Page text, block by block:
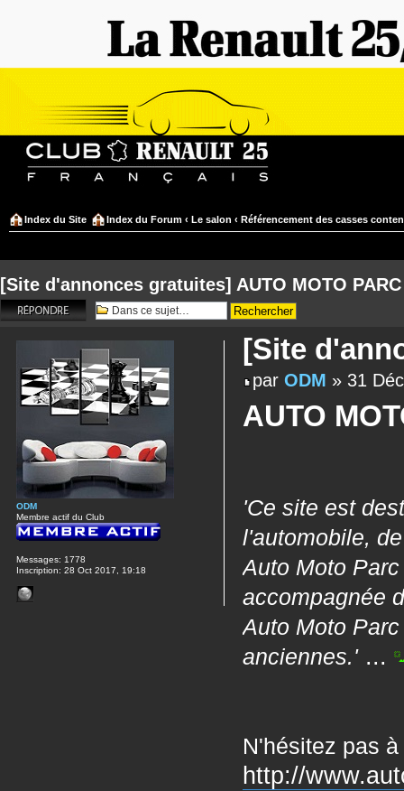
Index du Site Index du Forum ‹ Le salon ‹ Référencement des casses
[Site d'annonces gratuites] AUTO MOTO PARC
Répondre
[Site
parODM » 31
AUTO
'Ce site est
l'automobile,
Auto Moto
accompagnée
Auto Moto
anciennes.'...
N'hésitez pas
http://
ODM
Membre actif du Club
Messages: 1778
Inscription: 28 Oct 2017, 19:18